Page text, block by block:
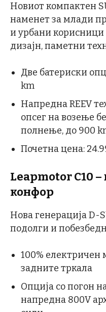
Новиот компактен
наменет за млади
и урбани корисници
дизајн, паметни
Две батериски
km
Напредна REEV
опсег на возење
полнење, до 900
Почетна цена:
Leapmotor C10
конфор
Нова генерација D-
подолги и
100% електричен
задните тркала
Опција со погон
напредна 800V